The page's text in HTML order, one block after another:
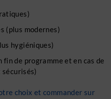
(plus modernes)
hygiéniques)
de programme et en cas de
sécurisés)
choix et commander sur